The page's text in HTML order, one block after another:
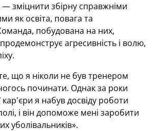
зміцнити збірну справжніми
як освіта, повага та
побудована на них,
агресивність і волю,
що я ніколи не був тренером
починати. Однак за роки
кар'єри я набув досвіду роботи
і він допоможе мені заробити
уболівальників».